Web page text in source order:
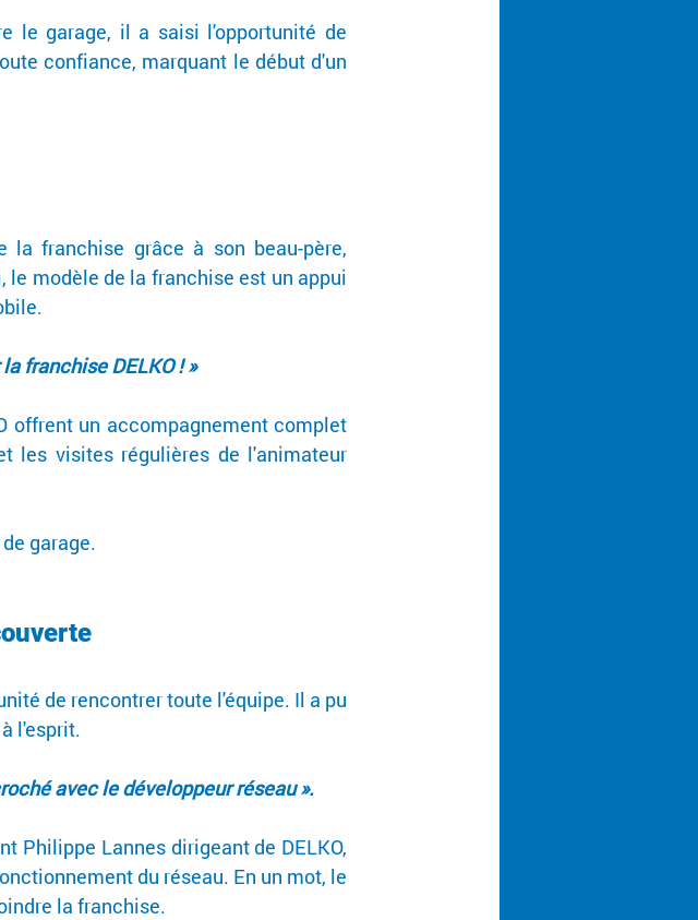
le garage, il a saisi l'opportunité de
confiance, marquant le début d'un
la franchise grâce à son beau-père,
le modèle de la franchise est un appui
franchise DELKO ! »
offrent un accompagnement complet
les visites régulières de l'animateur
garage.
de rencontrer toute l'équipe. Il a pu
l'esprit.
avec le développeur réseau ».
Philippe Lannes dirigeant de DELKO,
du réseau. En un mot, le
la franchise.